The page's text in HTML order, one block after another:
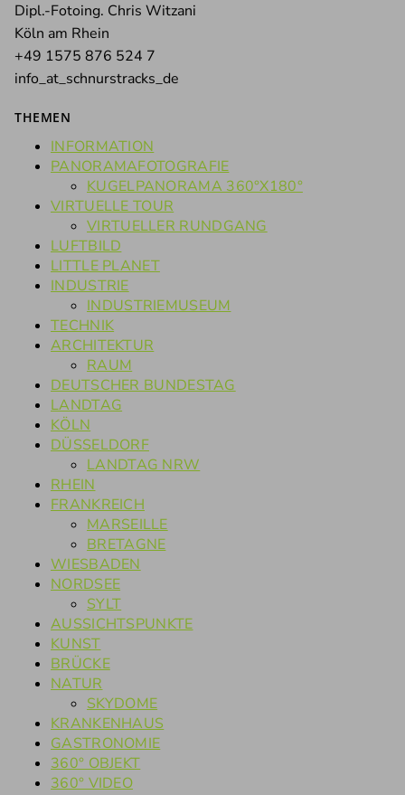
Dipl.-Fotoing. Chris Witzani
Köln am Rhein
+49 1575 876 524 7
info_at_schnurstracks_de
THEMEN
INFORMATION
PANORAMAFOTOGRAFIE
KUGELPANORAMA 360°X180°
VIRTUELLE TOUR
VIRTUELLER RUNDGANG
LUFTBILD
LITTLE PLANET
INDUSTRIE
INDUSTRIEMUSEUM
TECHNIK
ARCHITEKTUR
RAUM
DEUTSCHER BUNDESTAG
LANDTAG
KÖLN
DÜSSELDORF
LANDTAG NRW
RHEIN
FRANKREICH
MARSEILLE
BRETAGNE
WIESBADEN
NORDSEE
SYLT
AUSSICHTSPUNKTE
KUNST
BRÜCKE
NATUR
SKYDOME
KRANKENHAUS
GASTRONOMIE
360° OBJEKT
360° VIDEO